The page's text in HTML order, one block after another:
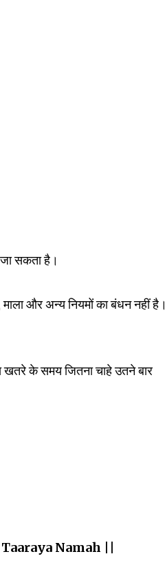
सकता है।
और अन्य नियमों का बंधन नहीं है।
खतरे के समय जितना चाहे उतने बार
Namah ||